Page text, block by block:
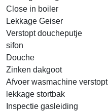
Close in boiler
Lekkage Geiser
Verstopt doucheputje
sifon
Douche
Zinken dakgoot
Afvoer wasmachine verstopt
lekkage stortbak
Inspectie gasleiding